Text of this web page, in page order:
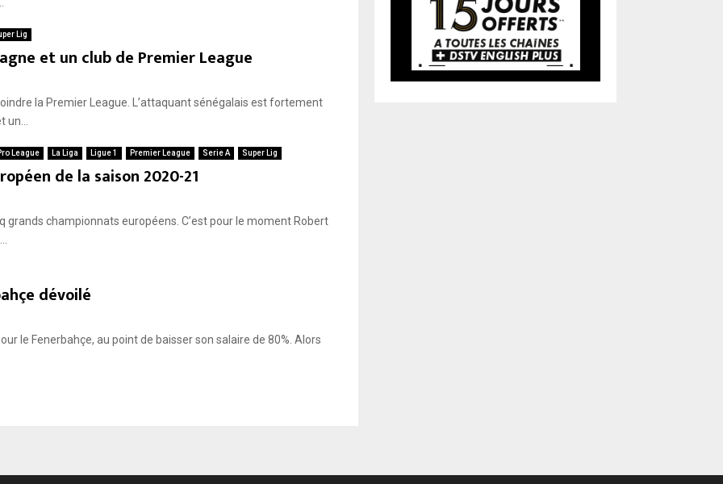
Lig
et un club de Premier League
la Premier League. L’attaquant sénégalais est fortement
League La Liga Ligue 1 Premier League Serie A Super Lig
de la saison 2020-21
grands championnats européens. C’est pour le moment Robert
dévoilé
le Fenerbahçe, au point de baisser son salaire de 80%. Alors